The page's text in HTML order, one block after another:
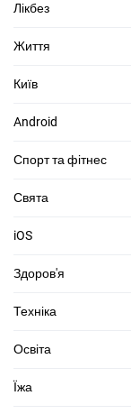
Лікбез
Життя
Київ
Android
Спорт та фітнес
Свята
iOS
Здоров'я
Техніка
Освіта
Їжа